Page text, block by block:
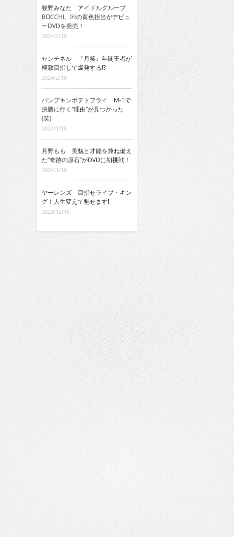
牧野みなた アイドルグループ
BOCCHI。￼の黄色担当がデビュ
ーDVDを発売！
2024/2/16
センチネル 『月笑』年間王者が
極致目指して爆発する!?
2024/2/16
パンプキンポテトフライ M-1で
決勝に行く“理由”が見つかった
(笑)
2024/1/16
月野もも 美貌と才能を兼ね備え
た“奇跡の原石”がDVDに初挑戦！
2024/1/16
ヤーレンズ 目指せライブ・キン
グ！人生変えて魅せます!!
2023/12/15